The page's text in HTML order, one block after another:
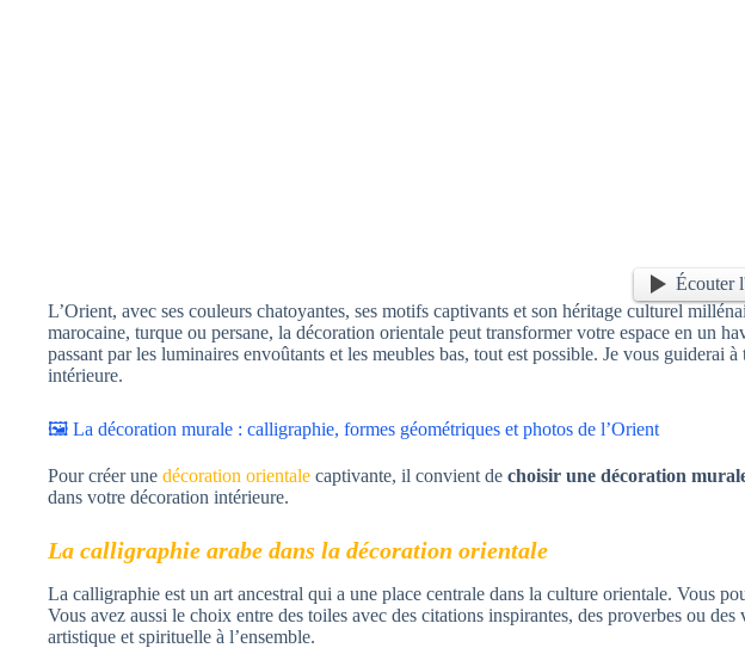
Écouter
L’Orient, avec ses couleurs chatoyantes, ses motifs captivants et son héritage culturel
marocaine, turque ou persane, la décoration orientale peut transformer votre espace en un
passant par les luminaires envoûtants et les meubles bas, tout est possible. Je vous guiderai
intérieure.
🖼️ La décoration murale : calligraphie, formes géométriques et photos de l’Orient
Pour créer une décoration orientale captivante, il convient de choisir une décoration
dans votre décoration intérieure.
La calligraphie arabe dans la décoration orientale
La calligraphie est un art ancestral qui a une place centrale dans la culture orientale. Vous
Vous avez aussi le choix entre des toiles avec des citations inspirantes, des proverbes ou
artistique et spirituelle à l’ensemble.